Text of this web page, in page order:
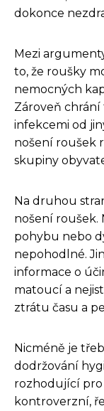
dokonce
Mezi
to, že roušky
nemocných
Zároveň
infekcemi od
nošení roušek
skupiny
Na druhou
nošení roušek.
pohybu nebo
nepohodlné.
informace o
matoucí a
ztrátu času a
Nicméně je
dodržování
rozhodující pro
kontroverzní,